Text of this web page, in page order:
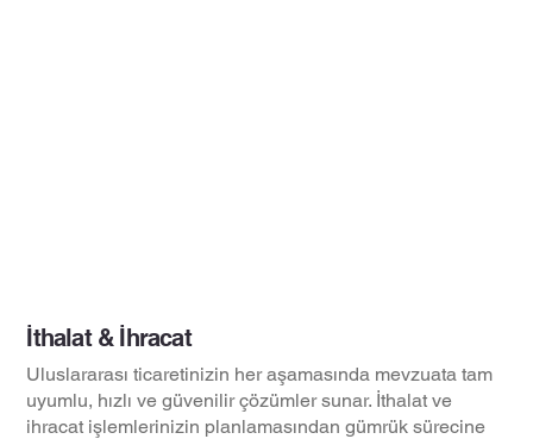
İthalat & İhracat
Uluslararası ticaretinizin her aşamasında mevzuata tam
uyumlu, hızlı ve güvenilir çözümler sunar. İthalat ve
ihracat işlemlerinizin planlamasından gümrük sürecine